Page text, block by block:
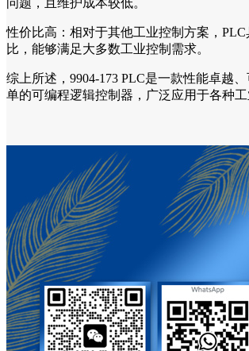
性价比高：相对于其他工业控制方案，
比，能够满足大多数工业控制需求。
综上所述，9904-173 PLC是一款性能卓越
单的可编程逻辑控制器，广泛应用于各种工